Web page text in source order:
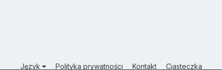
Język Polityka prywatności Kontakt Ciasteczka